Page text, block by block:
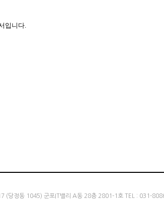
입니다.
(당정동 1045) 군포IT밸리 A동 28층 2801-1호 TEL : 031-